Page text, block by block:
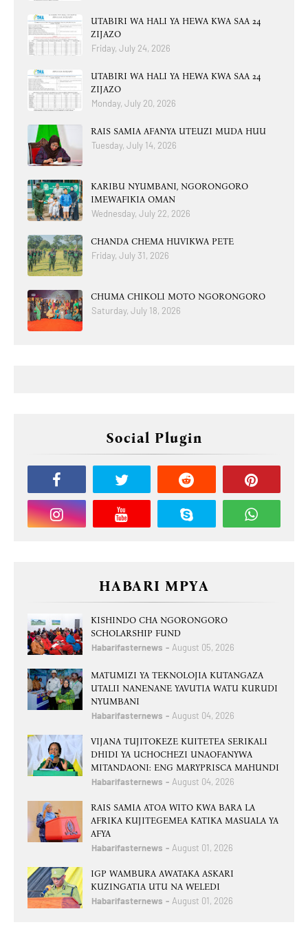
UTABIRI WA HALI YA HEWA KWA SAA 24
ZIJAZO
Friday, July 24, 2026
UTABIRI WA HALI YA HEWA KWA SAA 24
ZIJAZO
Monday, July 20, 2026
RAIS SAMIA AFANYA UTEUZI MUDA HUU
Tuesday, July 14, 2026
KARIBU NYUMBANI, NGORONGORO
IMEWAFIKIA OMAN
Wednesday, July 22, 2026
CHANDA CHEMA HUVIKWA PETE
Friday, July 31, 2026
CHUMA CHIKOLI MOTO NGORONGORO
Saturday, July 18, 2026
Social Plugin
HABARI MPYA
KISHINDO CHA NGORONGORO
SCHOLARSHIP FUND
Habarifasternews August 05, 2026
MATUMIZI YA TEKNOLOJIA KUTANGAZA
UTALII NANENANE YAVUTIA WATU KURUDI
NYUMBANI
Habarifasternews August 04, 2026
VIJANA TUJITOKEZE KUITETEA SERIKALI
DHIDI YA UCHOCHEZI UNAOFANYWA
MITANDAONI: ENG MARYPRISCA MAHUNDI
Habarifasternews August 04, 2026
RAIS SAMIA ATOA WITO KWA BARA LA
AFRIKA KUJITEGEMEA KATIKA MASUALA YA
AFYA
Habarifasternews August 01, 2026
IGP WAMBURA AWATAKA ASKARI
KUZINGATIA UTU NA WELEDI
Habarifasternews August 01, 2026